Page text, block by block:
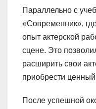
Параллельно с
«Современник»,
опыт актерской
сцене. Это
расширить свои
приобрести
После успешной